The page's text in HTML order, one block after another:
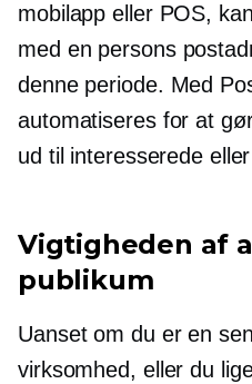
mobilapp eller POS,
med en persons
denne periode. Med
automatiseres for at
ud til interesserede
Vigtigheden af
publikum
Uanset om du er en
virksomhed, eller du